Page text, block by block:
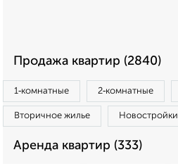
Продажа квартир (2840)
1‑комнатные 2‑комнатные
Вторичное жилье Новостройки
Аренда квартир (333)